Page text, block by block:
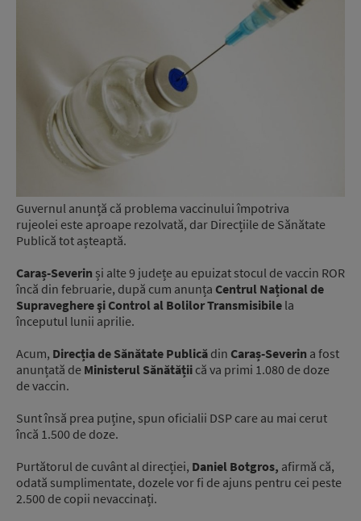
Guvernul anunță că problema vaccinului împotriva
rujeolei este aproape rezolvată, dar Direcțiile de Sănătate
Publică tot așteaptă.
Caraș-Severin și alte 9 județe au epuizat stocul de vaccin ROR
încă din februarie, după cum anunța Centrul Național de
Supraveghere şi Control al Bolilor Transmisibile la
începutul lunii aprilie.
Acum, Direcția de Sănătate Publică din Caraș-Severin a fost
anunțată de Ministerul Sănătății că va primi 1.080 de doze
de vaccin.
Sunt însă prea puține, spun oficialii DSP care au mai cerut
încă 1.500 de doze.
Purtătorul de cuvânt al direcției, Daniel Botgros, afirmă că,
odată sumplimentate, dozele vor fi de ajuns pentru cei peste
2.500 de copii nevaccinați.